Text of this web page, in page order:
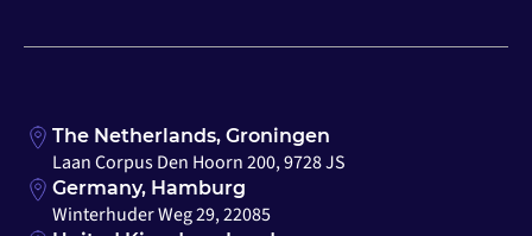
The Netherlands, Groningen
Laan Corpus Den Hoorn 200, 9728 JS
Germany, Hamburg
Winterhuder Weg 29, 22085